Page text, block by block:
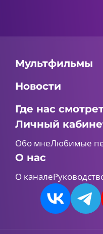
Мультфильмы
Новости
Где нас
Личный
Обо мнеЛюбимые
О нас
О канале